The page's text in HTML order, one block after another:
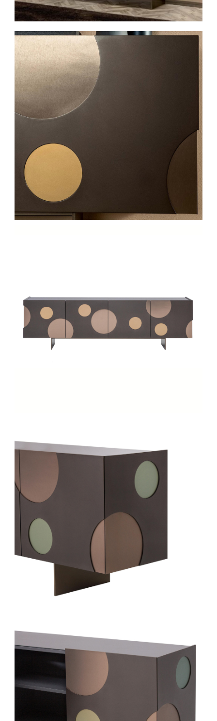
Spavaće sobe
Ormari
Kupatila
DODATCI
VANJSKI
UREDSKI
HOTELSKI